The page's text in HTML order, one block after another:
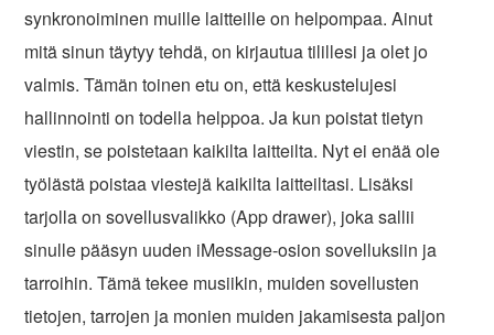
synkronoiminen muille laitteille on helpompaa. Ainut
mitä sinun täytyy tehdä, on kirjautua tilillesi ja olet jo
valmis. Tämän toinen etu on, että keskustelujesi
hallinnointi on todella helppoa. Ja kun poistat tietyn
viestin, se poistetaan kaikilta laitteilta. Nyt ei enää ole
työlästä poistaa viestejä kaikilta laitteiltasi. Lisäksi
tarjolla on sovellusvalikko (App drawer), joka sallii
sinulle pääsyn uuden iMessage-osion sovelluksiin ja
tarroihin. Tämä tekee musiikin, muiden sovellusten
tietojen, tarrojen ja monien muiden jakamisesta paljon